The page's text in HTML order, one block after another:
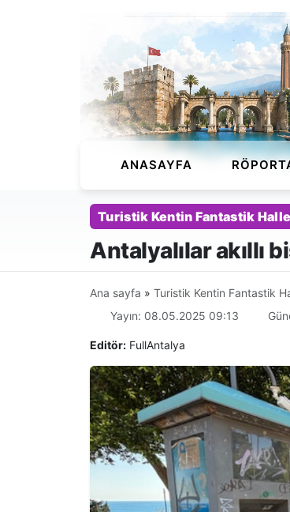
ANASAYFA
Turistik Kentin Fantastik
Antalyalılar akıllı
Ana sayfa » Turistik Kentin Fantastik
Yayın: 08.05.2025 09:13
Editör: FullAntalya